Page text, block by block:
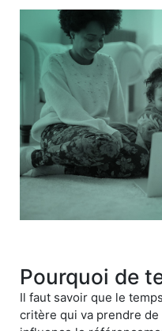
Pourquoi de
Il faut savoir que le
critère qui va prendre